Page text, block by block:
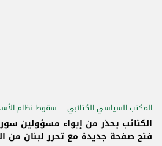
المكتب السياسي الكتائبي سقوط نظام
الكتائب يحذر من إيواء مسؤولين
فتح صفحة جديدة مع تحرر لبنان من